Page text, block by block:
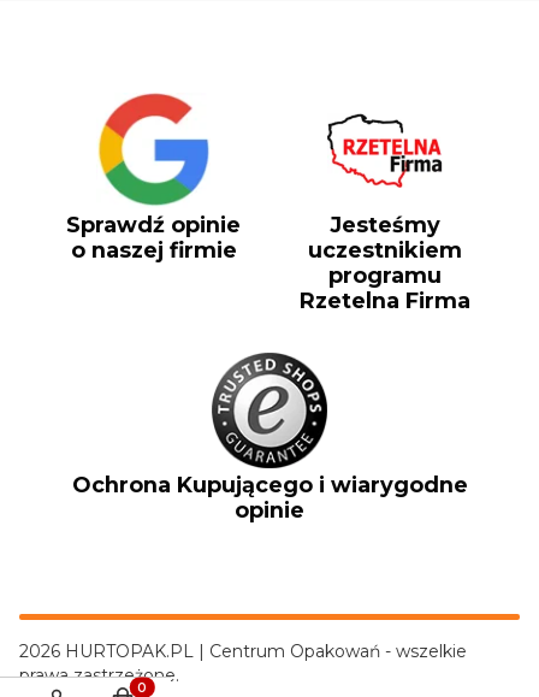
Sprawdź opinie
o naszej firmie
Jesteśmy
uczestnikiem
programu
Rzetelna Firma
Ochrona Kupującego i wiarygodne
opinie
2026 HURTOPAK.PL | Centrum Opakowań - wszelkie
prawa zastrzeżone.